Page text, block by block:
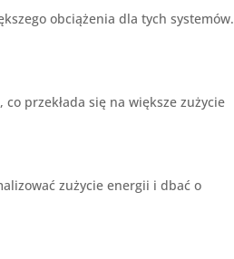
obciążenia dla tych systemów.
przekłada się na większe zużycie
zużycie energii i dbać o